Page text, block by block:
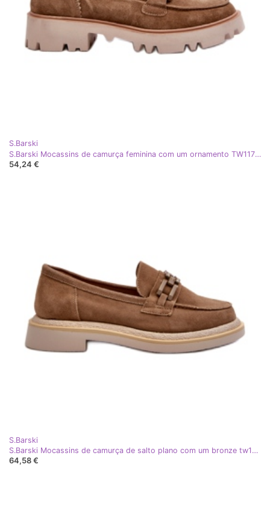
S.Barski
S.Barski Mocassins de camurça feminina com um ornamento TW117 Olive verde
54,24 €
S.Barski
S.Barski Mocassins de camurça de salto plano com um bronze tw101 ou bege
64,58 €